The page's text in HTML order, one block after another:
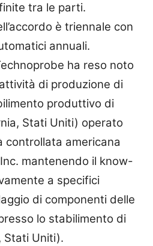
tra le parti.
è triennale con
annuali.
ha reso noto
di produzione di
produttivo di
Stati Uniti) operato
controllata americana
mantenendo il know-
a specifici
di componenti delle
lo stabilimento di
Stati Uniti).